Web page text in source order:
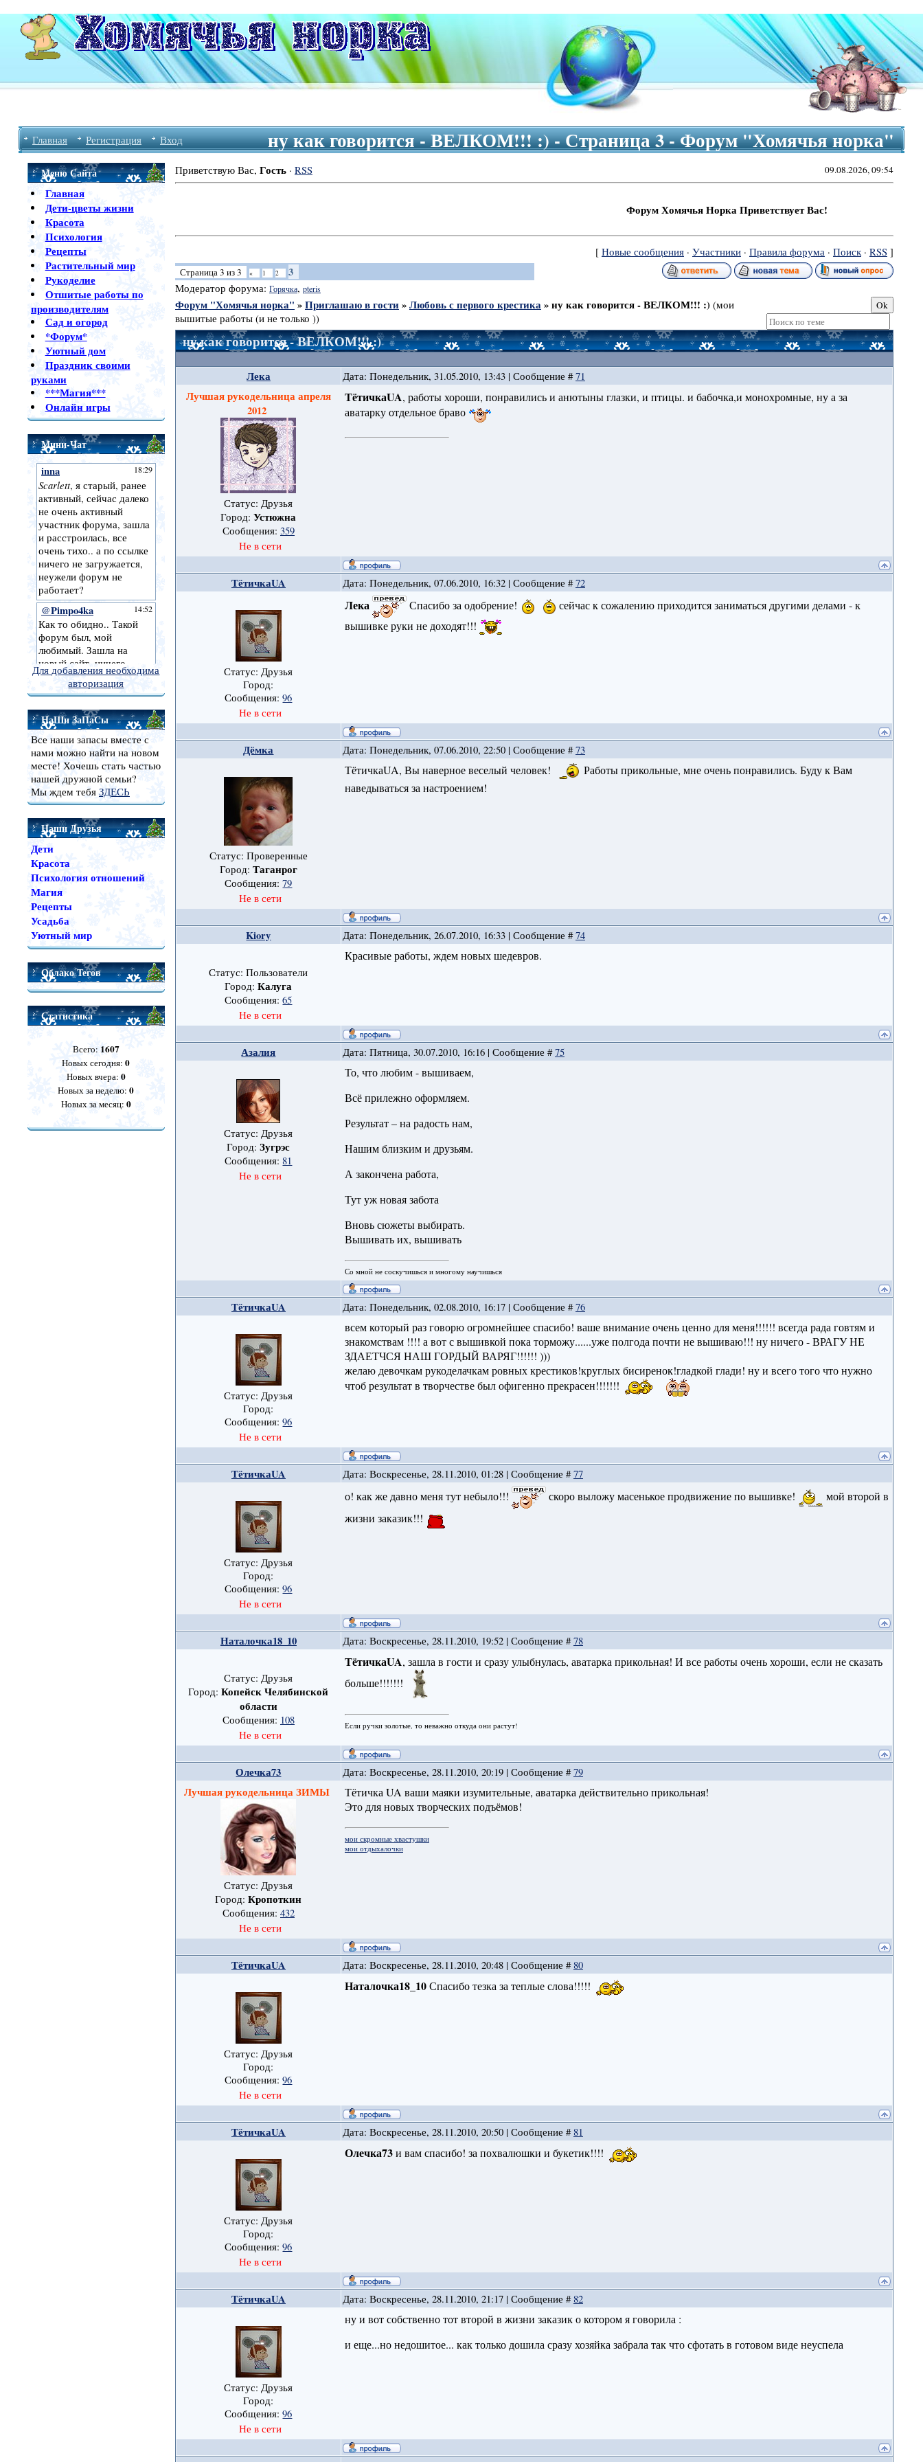
Главная Регистрация Вход ну как говорится - ВЕЛКОМ!!! :) - Страница 3 - Форум "Хомячья норка"
Меню Сайта
Главная
Дети-цветы жизни
Красота
Психология
Рецепты
Растительный мир
Рукоделие
Отшитые работы по
производителям
Сад и огород
*Форум*
Уютный дом
Праздник своими
руками
***Магия***
Онлайн игры
Мини-Чат
Для добавления необходима
авторизация
НаШи ЗаПаСы
Все наши запасы вместе с
нами можно найти на новом
месте! Хочешь стать частью
нашей дружной семьи?
Мы ждем тебя ЗДЕСЬ
Наши Друзья
Дети
Красота
Психология отношений
Магия
Рецепты
Усадьба
Уютный мир
Облако Тегов
Статистика
Всего: 1607
Новых сегодня:0
Новых вчера: 0
Новых за неделю:0
Новых за месяц: 0
Приветствую Вас, Гость· RSS 09.08.2026, 09:54
Форум Хомячья Норка Приветствует Вас!
[ Новые сообщения· Участники· Правила форума· Поиск· RSS]
Страница3 из3 « 1 2 3
Модератор форума: Горячка, pteris
Форум "Хомячья норка" »Приглашаю в гости»Любовь с первого крестика»ну как говорится - ВЕЛКОМ!!! :) (мои
вышитые работы (и не только ))
ну как говорится - ВЕЛКОМ!!! :)
Лека Дата: Понедельник, 31.05.2010, 13:43 | Сообщение #71
Лучшая рукодельница апреля
2012
Статус: Друзья
Город:Устюжна
Сообщения: 359
Не в сети
ТётичкаUA, работы хороши, понравились и анютыны глазки, и птицы. и бабочка,и монохромные, ну а за
аватарку отдельное браво
ТётичкаUA Дата: Понедельник, 07.06.2010, 16:32 | Сообщение #72
Статус: Друзья
Город:
Сообщения:96
Не в сети
Лека Спасибо за одобрение!
сейчас к сожалению приходится заниматься другими делами - к
вышивке руки не доходят!!!
Дёмка Дата: Понедельник, 07.06.2010, 22:50 | Сообщение #73
Статус: Проверенные
Город: Таганрог
Сообщения:79
Не в сети
ТётичкаUA, Вы наверное веселый человек!
Работы прикольные, мне очень понравились. Буду к Вам
наведываться за настроением!
Kiory Дата: Понедельник, 26.07.2010, 16:33 | Сообщение #74
Статус: Пользователи
Город:Калуга
Сообщения:65
Не в сети
Красивые работы, ждем новых шедевров.
Азалия Дата: Пятница, 30.07.2010, 16:16 | Сообщение #75
Статус: Друзья
Город:Зугрэс
Сообщения:81
Не в сети
То, что любим - вышиваем,
Всё прилежно оформляем.
Результат – на радость нам,
Нашим близким и друзьям.
А закончена работа,
Тут уж новая забота
Вновь сюжеты выбирать.
Вышивать их, вышивать
Со мной не соскучишься и многому научишься
ТётичкаUA Дата: Понедельник, 02.08.2010, 16:17 | Сообщение #76
Статус: Друзья
Город:
Сообщения:96
Не в сети
всем который раз говорю огромнейшее спасибо! ваше внимание очень ценно для меня!!!!!! всегда рада говтям и
знакомствам !!!! а вот с вышивкой пока торможу......уже полгода почти не вышиваю!!! ну ничего - ВРАГУ НЕ
ЗДАЕТЧСЯ НАШ ГОРДЫЙ ВАРЯГ!!!!!! )))
желаю девочкам рукоделачкам ровных крестиков!круглых бисиренок!гладкой глади! ну и всего того что нужно
чтоб результат в творчестве был офигенно прекрасен!!!!!!!
ТётичкаUA Дата: Воскресенье, 28.11.2010, 01:28 | Сообщение #77
Статус: Друзья
Город:
Сообщения:96
Не в сети
о! как же давно меня тут небыло!!! скоро выложу масенькое продвижение по вышивке!
мой второй в
жизни заказик!!!
Наталочка18_10 Дата: Воскресенье, 28.11.2010, 19:52 | Сообщение #78
Статус: Друзья
Город:Копейск Челябинской
области
Сообщения: 108
Не в сети
ТётичкаUA, зашла в гости и сразу улыбнулась, аватарка прикольная! И все работы очень хороши, если не сказать
больше!!!!!!!
Если ручки золотые, то неважно откуда они растут!
Олечка73 Дата: Воскресенье, 28.11.2010, 20:19 | Сообщение #79
Лучшая рукодельница ЗИМЫ
Статус: Друзья
Город:Кропоткин
Сообщения: 432
Не в сети
Тётичка UA ваши маяки изумительные, аватарка действительно прикольная!
Это для новых творческих подъёмов!
мои скромные хвастушки
мои отдыхалочки
ТётичкаUA Дата: Воскресенье, 28.11.2010, 20:48 | Сообщение #80
Статус: Друзья
Город:
Сообщения:96
Не в сети
Наталочка18_10Спасибо тезка за теплые слова!!!!!
ТётичкаUA Дата: Воскресенье, 28.11.2010, 20:50 | Сообщение #81
Статус: Друзья
Город:
Сообщения:96
Не в сети
Олечка73и вам спасибо! за похвалюшки и букетик!!!!
ТётичкаUA Дата: Воскресенье, 28.11.2010, 21:17 | Сообщение #82
Статус: Друзья
Город:
Сообщения:96
Не в сети
ну и вот собственно тот второй в жизни заказик о котором я говорила :
и еще...но недошитое... как только дошила сразу хозяйка забрала так что сфотать в готовом виде неуспела